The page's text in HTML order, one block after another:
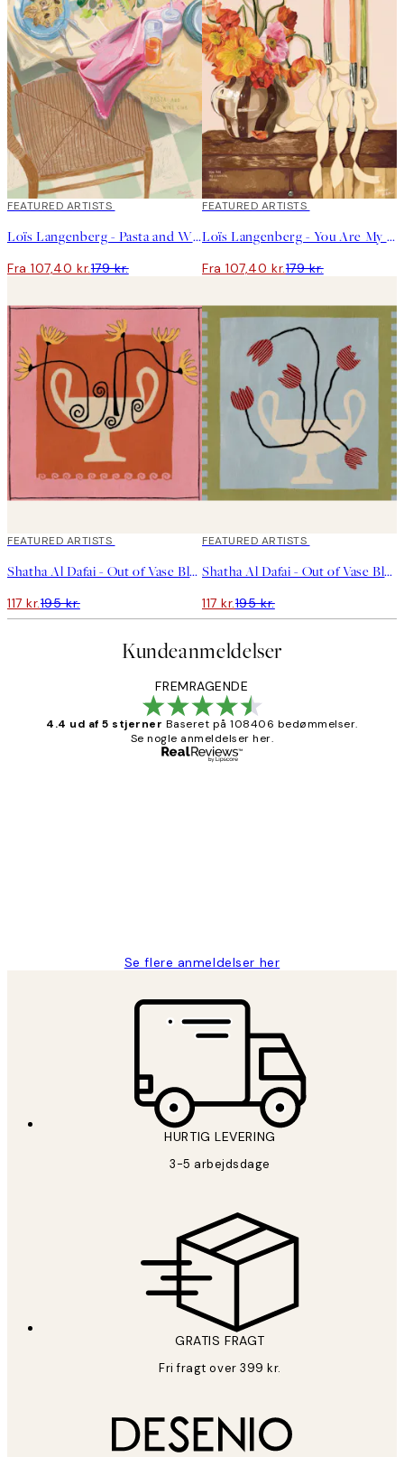
40%*
FEATURED ARTISTS
Loïs Langenberg - Pasta and Wine Club Plakat
Fra 107,40 kr.179 kr.
40%*
FEATURED ARTISTS
Loïs Langenberg - You Are My Favorite Home Plakat
Fra 107,40 kr.179 kr.
40%*
FEATURED ARTISTS
Shatha Al Dafai - Out of Vase Blooms 12 Plakat
117 kr.195 kr.
40%*
FEATURED ARTISTS
Shatha Al Dafai - Out of Vase Blooms 6 Plakat
117 kr.195 kr.
Kundeanmeldelser
FREMRAGENDE
4.4 ud af 5 stjerner Baseret på 108406 bedømmelser.
Se nogle anmeldelser her.
Se flere anmeldelser her
HURTIG LEVERING
3-5 arbejdsdage
GRATIS FRAGT
Fri fragt over 399 kr.